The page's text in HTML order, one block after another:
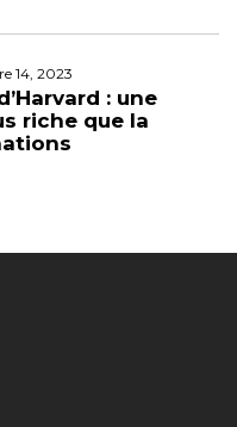
14, 2023
: une
riche que la